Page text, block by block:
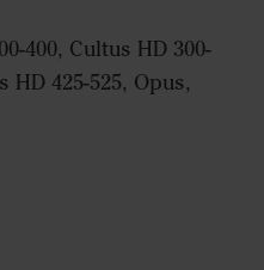
400, Cultus HD 300-
HD 425-525, Opus,